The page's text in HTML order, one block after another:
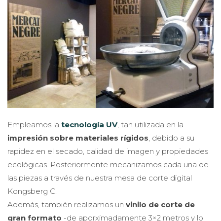
Empleamos la tecnología UV, tan utilizada en la
impresión sobre materiales rígidos, debido a su
rapidez en el secado, calidad de imagen y propiedades
ecológicas. Posteriormente mecanizamos cada una de
las piezas a través de nuestra mesa de corte digital
Kongsberg C.
Además, también realizamos un vinilo de corte de
gran formato -de aporximadamente 3×2 metros y lo